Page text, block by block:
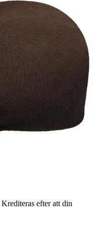
Krediteras efter att din